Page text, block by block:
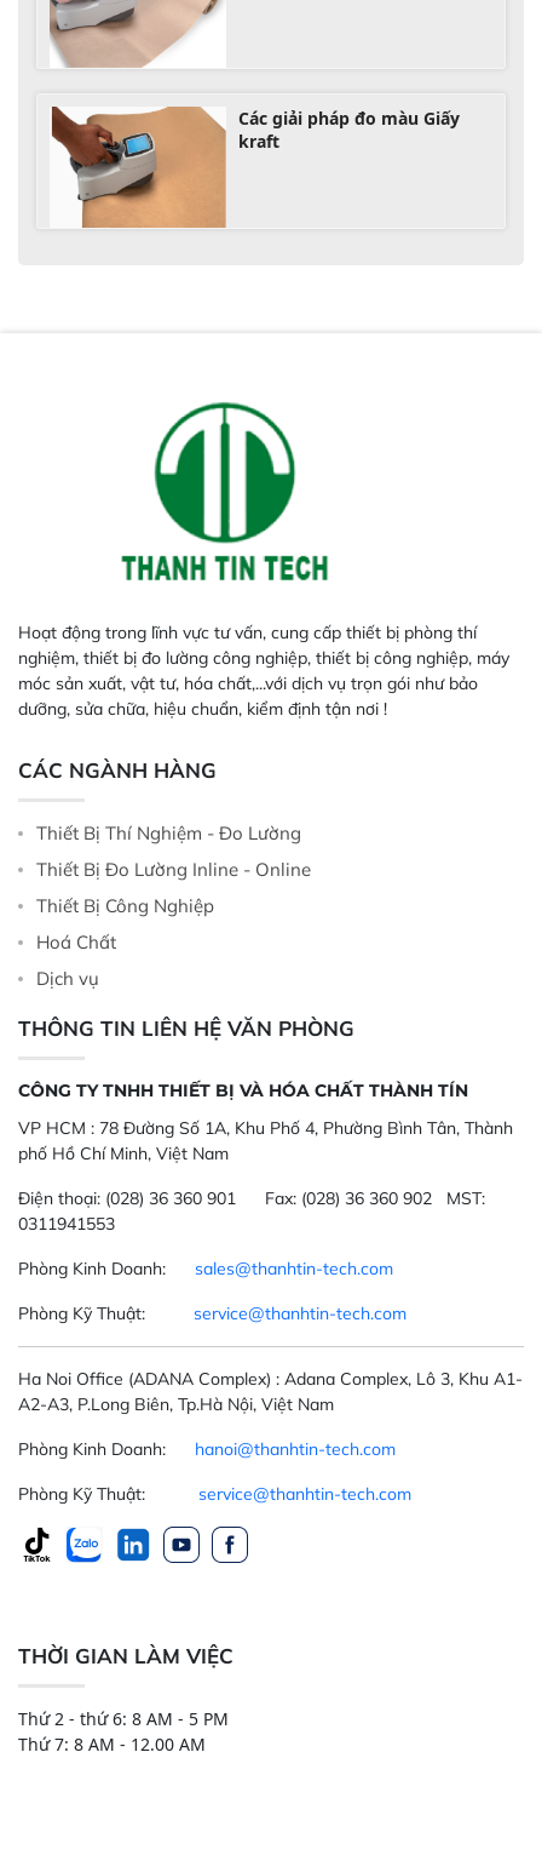
Các giải pháp đo màu Giấy
kraft
Hoạt động trong lĩnh vực tư vấn, cung cấp thiết bị phòng thí
nghiệm, thiết bị đo lường công nghiệp, thiết bị công nghiệp, máy
móc sản xuất, vật tư, hóa chất,...với dịch vụ trọn gói như bảo
dưỡng, sửa chữa, hiệu chuẩn, kiểm định tận nơi !
CÁC NGÀNH HÀNG
Thiết Bị Thí Nghiệm - Đo Lường
Thiết Bị Đo Lường Inline - Online
Thiết Bị Công Nghiệp
Hoá Chất
Dịch vụ
THÔNG TIN LIÊN HỆ VĂN PHÒNG
CÔNG TY TNHH THIẾT BỊ VÀ HÓA CHẤT THÀNH TÍN
VP HCM : 78 Đường Số 1A, Khu Phố 4, Phường Bình Tân, Thành
phố Hồ Chí Minh, Việt Nam
Điện thoại: (028) 36 360 901 Fax: (028) 36 360 902 MST:
0311941553
Phòng Kinh Doanh: sales@thanhtin-tech.com
Phòng Kỹ Thuật: service@thanhtin-tech.com
Ha Noi Office (ADANA Complex) : Adana Complex, Lô 3, Khu A1-
A2-A3, P.Long Biên, Tp.Hà Nội, Việt Nam
Phòng Kinh Doanh: hanoi@thanhtin-tech.com
Phòng Kỹ Thuật: service@thanhtin-tech.com
THỜI GIAN LÀM VIỆC
Thứ 2 - thứ 6: 8 AM - 5 PM
Thứ 7: 8 AM - 12.00 AM